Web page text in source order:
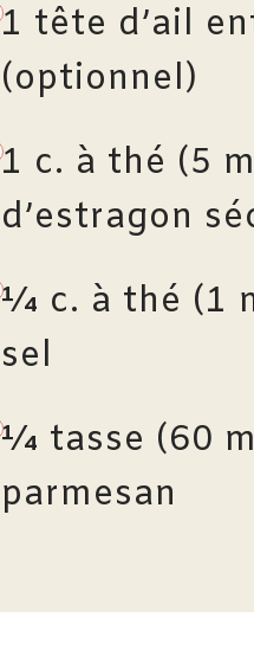
1 tête d’ail
(optionnel)
1 c. à thé (5
d’estragon
¼ c. à thé (1
sel
¼ tasse (60
parmesan